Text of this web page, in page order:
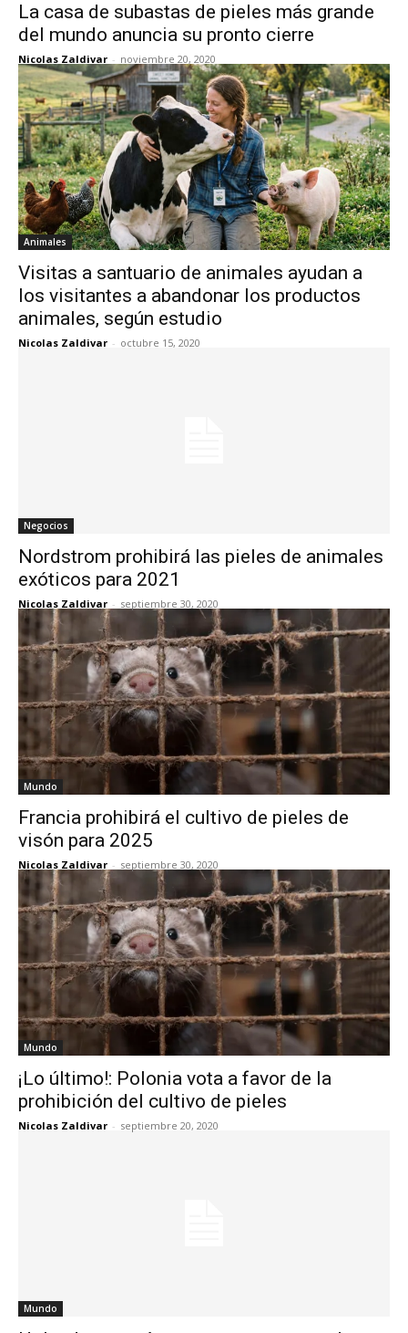
La casa de subastas de pieles más grande
del mundo anuncia su pronto cierre
Nicolas Zaldivar - noviembre 20, 2020
Animales
Visitas a santuario de animales ayudan a
los visitantes a abandonar los productos
animales, según estudio
Nicolas Zaldivar - octubre 15, 2020
Negocios
Nordstrom prohibirá las pieles de animales
exóticos para 2021
Nicolas Zaldivar - septiembre 30, 2020
Mundo
Francia prohibirá el cultivo de pieles de
visón para 2025
Nicolas Zaldivar - septiembre 30, 2020
Mundo
¡Lo último!: Polonia vota a favor de la
prohibición del cultivo de pieles
Nicolas Zaldivar - septiembre 20, 2020
Mundo